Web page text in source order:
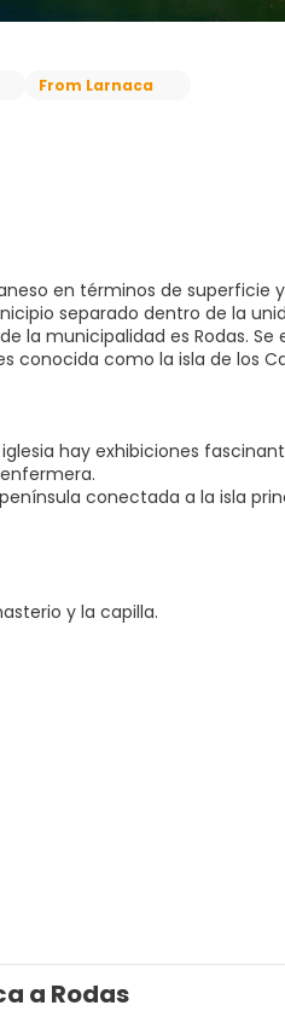
From Larnaca
en términos de
separado dentro de la
la municipalidad es Rodas.
conocida como la isla de los
iglesia hay exhibiciones
conectada a la isla
y la capilla.
a Rodas